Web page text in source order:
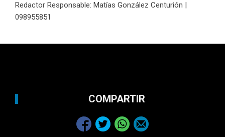
Redactor Responsable: Matías González Centurión |
098955851
COMPARTIR